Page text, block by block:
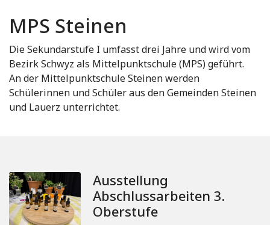
MPS Steinen
Die Sekundarstufe I umfasst drei Jahre und wird vom
Bezirk Schwyz als Mittelpunktschule (MPS) geführt.
An der Mittelpunktschule Steinen werden
Schülerinnen und Schüler aus den Gemeinden Steinen
und Lauerz unterrichtet.
Ausstellung
Abschlussarbeiten 3.
Oberstufe